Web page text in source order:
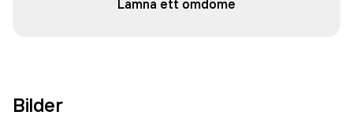
Lämna ett omdöme
Bilder